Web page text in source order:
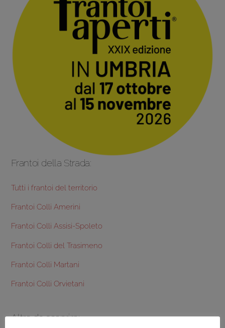
Frantoi della Strada:
Tutti i frantoi del territorio
Frantoi Colli Amerini
Frantoi Colli Assisi-Spoleto
Frantoi Colli del Trasimeno
Frantoi Colli Martani
Frantoi Colli Orvietani
Altro da scoprire: